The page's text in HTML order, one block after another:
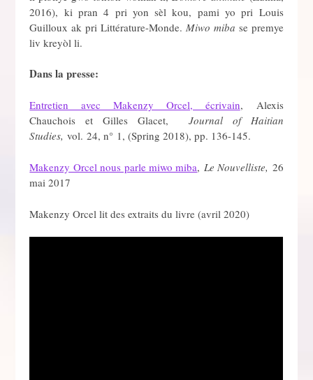
2016), ki pran 4 pri yon sèl kou, pami yo pri Louis
Guilloux ak pri Littérature-Monde. Miwo miba se premye
liv kreyòl li.
Dans la presse:
Entretien avec Makenzy Orcel, écrivain, Alexis
Chauchois et Gilles Glacet,Journal of Haitian
Studies, vol. 24, n° 1, (Spring 2018), pp. 136-145.
Makenzy Orcel nous parle miwo miba, Le Nouvelliste, 26
mai 2017
Makenzy Orcel lit des extraits du livre (avril 2020)